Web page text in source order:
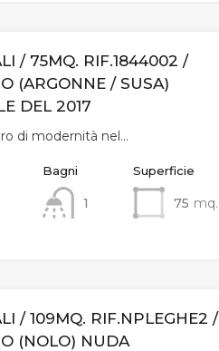
/ 75MQ. RIF.1844002 /
(ARGONNE / SUSA)
DEL 2017
di modernità nel…
Bagni
1
Superficie
75 mq.
/ 109MQ. RIF.NPLEGHE2 /
(NOLO) NUDA